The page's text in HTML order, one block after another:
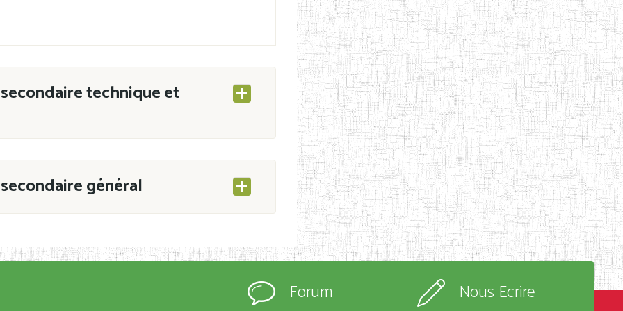
technique et
général
CAB du 21 mars 2011 portant ouverture
immatriculés et inscrits au
Forum Nous Ecrire